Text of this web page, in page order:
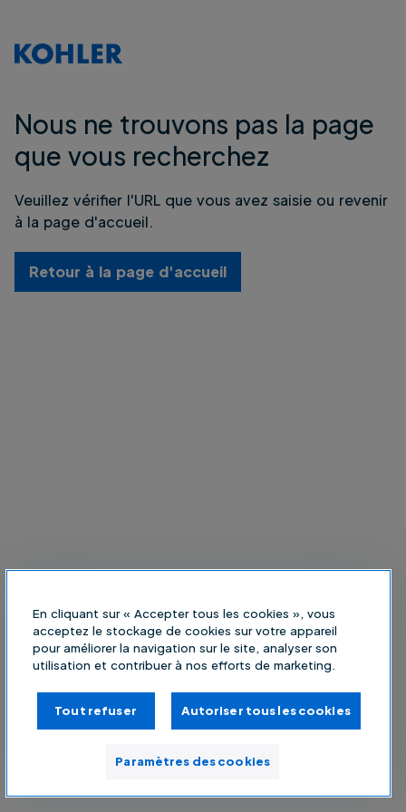
Nous ne trouvons pas la page
que vous recherchez
Veuillez vérifier l'URL que vous avez saisie ou revenir
à la page d'accueil.
Retour à la page d'accueil
En cliquant sur « Accepter tous les cookies », vous
acceptez le stockage de cookies sur votre appareil
pour améliorer la navigation sur le site, analyser son
utilisation et contribuer à nos efforts de marketing.
Tout refuser Autoriser tous les cookies
Paramètres des cookies